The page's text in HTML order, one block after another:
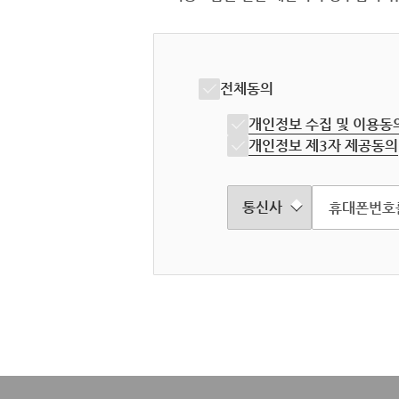
전체동의
개인정보 수집 및 이용동
개인정보 제3자 제공동의